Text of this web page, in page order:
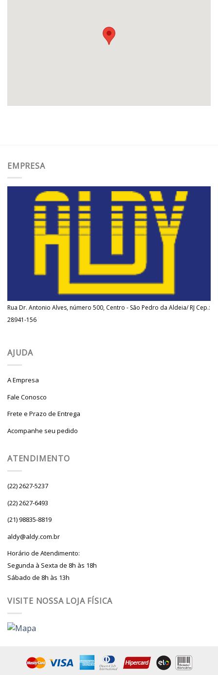
EMPRESA
Rua Dr. Antonio Alves, número 500, Centro - São Pedro da Aldeia/ RJ Cep.:
28941-156
AJUDA
A Empresa
Fale Conosco
Frete e Prazo de Entrega
Acompanhe seu pedido
ATENDIMENTO
(22) 2627-5237
(22) 2627-6493
(21) 98835-8819
aldy@aldy.com.br
Horário de Atendimento:
Segunda à Sexta de 8h às 18h
Sábado de 8h às 13h
VISITE NOSSA LOJA FÍSICA